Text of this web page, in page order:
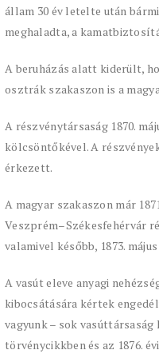
állam 30 év letelte után
meghaladta, a
A beruházás alatt kiderült,
osztrák szakaszon is a
A részvénytársaság 1870.
kölcsöntőkével. A
érkezett.
A magyar szakaszon már
Veszprém–Székesfehérvár
valamivel később, 1873.
A vasút eleve anyagi
kibocsátására kértek
vagyunk – sok
törvénycikkben és az 1876.